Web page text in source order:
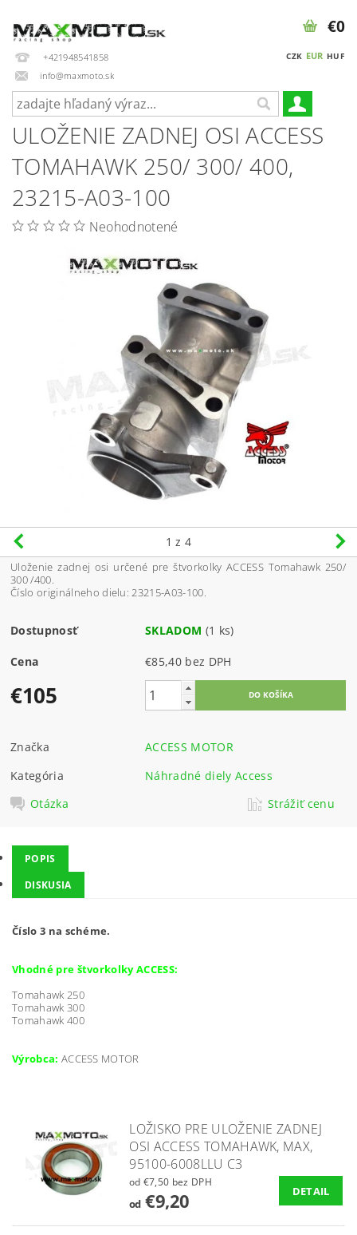
+421948541858
info@maxmoto.sk
CZK EUR HUF
€0
ULOŽENIE ZADNEJ OSI ACCESS
TOMAHAWK 250/ 300/ 400,
23215-A03-100
Neohodnotené
1 z 4
Uloženie zadnej osi určené pre štvorkolky ACCESS Tomahawk 250/
300 /400.
Číslo originálneho dielu: 23215-A03-100.
Dostupnosť SKLADOM (1 ks)
Cena €85,40 bez DPH
€105
Značka
ACCESS MOTOR
Kategória
Náhradné diely Access
Otázka
Strážiť cenu
POPIS
DISKUSIA
Číslo 3 na schéme.
Vhodné pre štvorkolky ACCESS:
Tomahawk 250
Tomahawk 300
Tomahawk 400
Výrobca: ACCESS MOTOR
LOŽISKO PRE ULOŽENIE ZADNEJ
OSI ACCESS TOMAHAWK, MAX,
95100-6008LLU C3
od €7,50 bez DPH
od€9,20 DETAIL